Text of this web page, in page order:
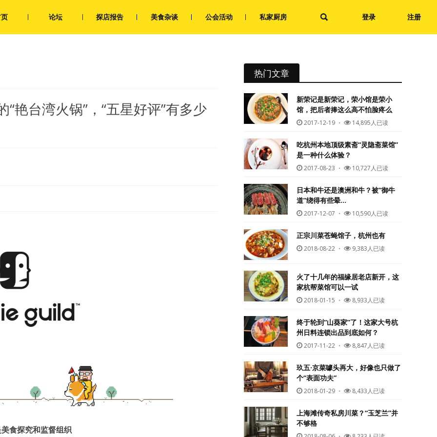
登录 注册
论坛 探店报告 美食杂谈 公会活动 私家厨房
艳台湾火锅”，“五星好评”有多少
食探究和监督组织
热门文章
新荣记是新荣记，荣小馆是荣小
馆，把后者捧这么高不怕脸疼么
2017-12-19 ・ 14,895人已读
吃杭州本地顶级素斋“灵隐斋菜馆”
是一种什么体验？
2017-08-23 ・ 10,727人已读
日本和牛还是澳洲和牛？被“御牛
道”绕得有些晕…
2017-12-07 ・ 10,590人已读
正宗川菜苍蝇馆子，杭州也有
2018-08-22 ・ 9,383人已读
火了十几年的福缘居老店新开，这
家杭帮菜馆可以一试
2018-01-15 ・ 8,933人已读
终于轮到“山葵家”了！这家大号杭
州日料连锁出品到底如何？
2017-11-22 ・ 8,847人已读
玖五·京菜噱头再大，好像也只做了
个“表面功夫”
2018-01-29 ・ 8,433人已读
上海滩传奇私房川菜？“玉芝兰”并
不够格